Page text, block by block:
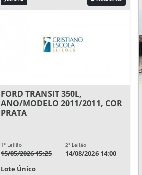
FORD TRANSIT 350L,
ANO/MODELO 2011/2011, COR
PRATA
1° Leilão
15/05/2026 15:25
2° Leilão
14/08/2026 14:00
Lote Único